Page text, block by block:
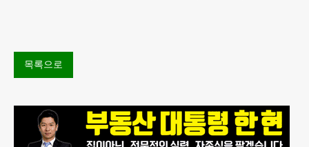
목록으로